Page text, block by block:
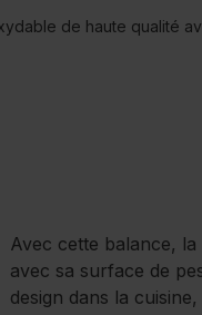
de haute qualité
Avec cette balance,
avec sa surface de
design dans la